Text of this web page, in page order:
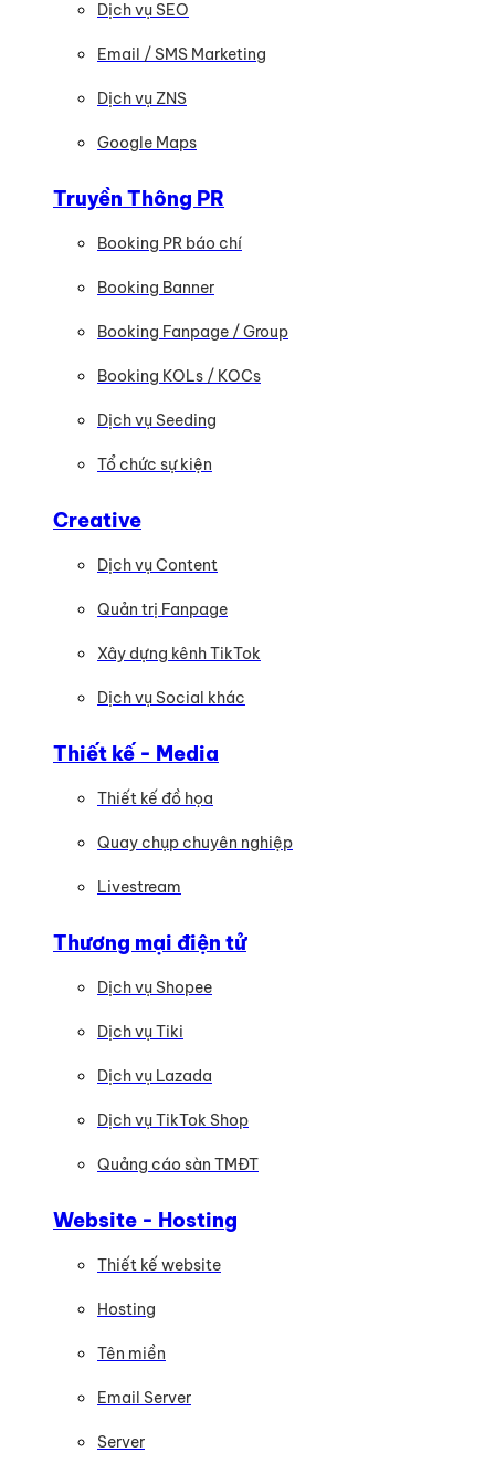
Dịch vụ SEO
Email / SMS Marketing
Dịch vụ ZNS
Google Maps
Truyền Thông PR
Booking PR báo chí
Booking Banner
Booking Fanpage / Group
Booking KOLs / KOCs
Dịch vụ Seeding
Tổ chức sự kiện
Creative
Dịch vụ Content
Quản trị Fanpage
Xây dựng kênh TikTok
Dịch vụ Social khác
Thiết kế - Media
Thiết kế đồ họa
Quay chụp chuyên nghiệp
Livestream
Thương mại điện tử
Dịch vụ Shopee
Dịch vụ Tiki
Dịch vụ Lazada
Dịch vụ TikTok Shop
Quảng cáo sàn TMĐT
Website - Hosting
Thiết kế website
Hosting
Tên miền
Email Server
Server